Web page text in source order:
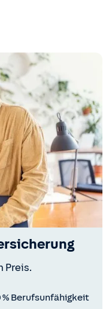
Preis.
Berufsunfähigkeit